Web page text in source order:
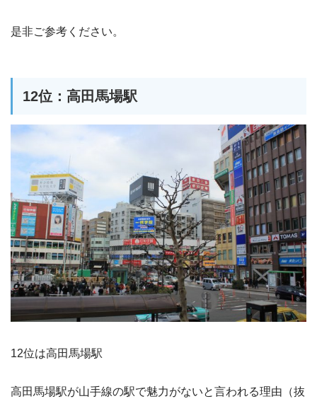
是非ご参考ください。
12位：高田馬場駅
12位は高田馬場駅
高田馬場駅が山手線の駅で魅力がないと言われる理由（抜